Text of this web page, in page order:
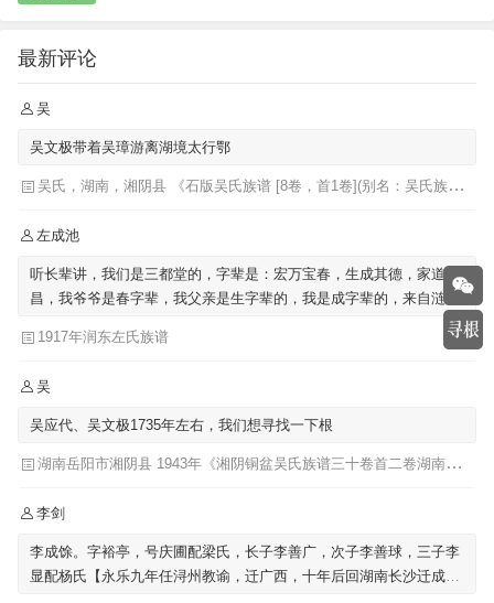
最新评论
吴
吴文极带着吴璋游离湖境太行鄂
吴氏，湖南，湘阴县 《石版吴氏族谱 [8卷，首1卷](别名：吴氏族谱)》
左成池
听长辈讲，我们是三都堂的，字辈是：宏万宝春，生成其德，家道永
昌，我爷爷是春字辈，我父亲是生字辈的，我是成字辈的，来自涟水
1917年润东左氏族谱
吴
吴应代、吴文极1735年左右，我们想寻找一下根
湖南岳阳市湘阴县 1943年《湘阴铜盆吴氏族谱三十卷首二卷湖南省岳阳市湘阴县》发祥堂|吴楚椿（主修）
李剑
李成馀。字裕亭，号庆圃配梁氏，长子李善广，次子李善球，三子李
显配杨氏【永乐九年任浔州教谕，迁广西，十年后回湖南长沙迁成馀